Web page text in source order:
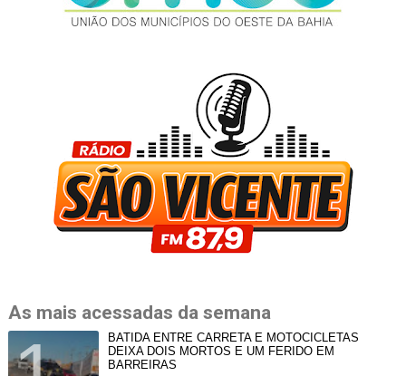
As mais acessadas da semana
BATIDA ENTRE CARRETA E MOTOCICLETAS
DEIXA DOIS MORTOS E UM FERIDO EM
BARREIRAS